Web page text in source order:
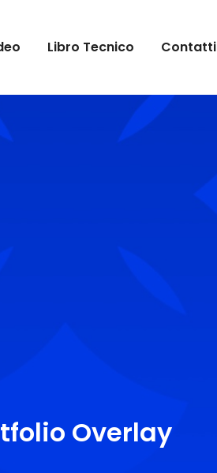
Libro Tecnico Contatti
Overlay